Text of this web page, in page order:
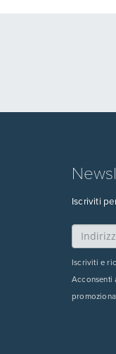
Iscriviti
Iscriviti e
Acconsenti